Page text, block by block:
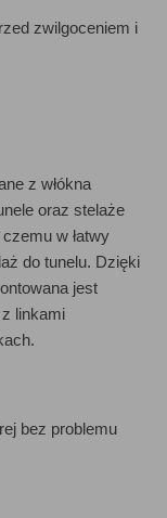
zwilgoceniem i
z włókna
oraz stelaże
w łatwy
do tunelu. Dzięki
jest
linkami
bez problemu